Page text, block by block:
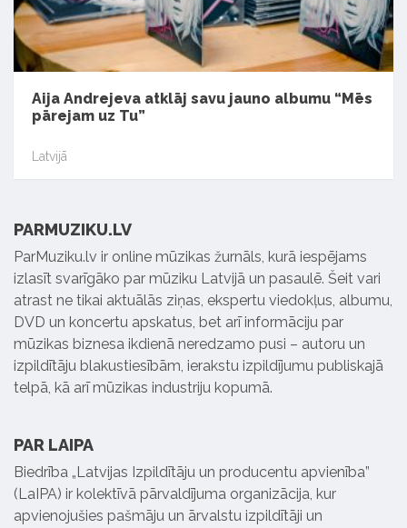
Aija Andrejeva atklāj savu jauno albumu “Mēs
pārejam uz Tu”
Latvijā
PARMUZIKU.LV
ParMuziku.lv ir online mūzikas žurnāls, kurā iespējams
izlasīt svarīgāko par mūziku Latvijā un pasaulē. Šeit vari
atrast ne tikai aktuālās ziņas, ekspertu viedokļus, albumu,
DVD un koncertu apskatus, bet arī informāciju par
mūzikas biznesa ikdienā neredzamo pusi – autoru un
izpildītāju blakustiesībām, ierakstu izpildījumu publiskajā
telpā, kā arī mūzikas industriju kopumā.
PAR LAIPA
Biedrība „Latvijas Izpildītāju un producentu apvienība”
(LaIPA) ir kolektīvā pārvaldījuma organizācija, kur
apvienojušies pašmāju un ārvalstu izpildītāji un